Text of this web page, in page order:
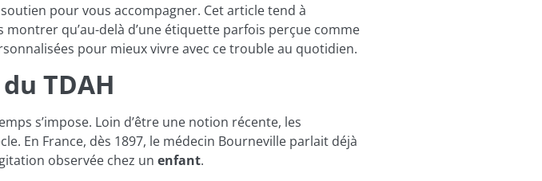
pour vous accompagner. Cet article tend à
montrer qu’au-delà d’une étiquette parfois perçue comme
pour mieux vivre avec ce trouble au quotidien.
TDAH
s’impose. Loin d’être une notion récente, les
En France, dès 1897, le médecin Bourneville parlait déjà
observée chez un enfant.